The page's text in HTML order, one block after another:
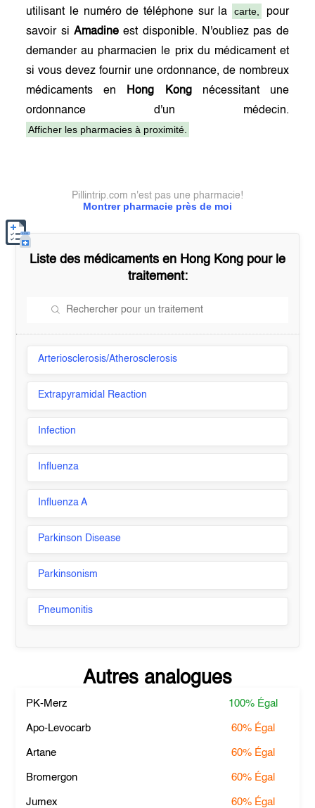
utilisant le numéro de téléphone sur la carte,
pour
savoir siAmadine est disponible. N'oubliez pas de
demander au pharmacien le prix du médicament et
si vous devez fournir une ordonnance, de nombreux
médicaments en
Hong Kongnécessitant une
ordonnance d'un médecin.
Afficher les pharmacies à proximité.
Montrer pharmacie près de moi
Pillintrip.com n'est pas une pharmacie!
Liste des médicaments en Hong Kong pour le
traitement:
Arteriosclerosis/Atherosclerosis
Extrapyramidal Reaction
Infection
Influenza
Influenza A
Parkinson Disease
Parkinsonism
Pneumonitis
Autres analogues
PK-Merz 100% Égal
Apo-Levocarb 60% Égal
Artane 60% Égal
Bromergon 60% Égal
Jumex 60% Égal